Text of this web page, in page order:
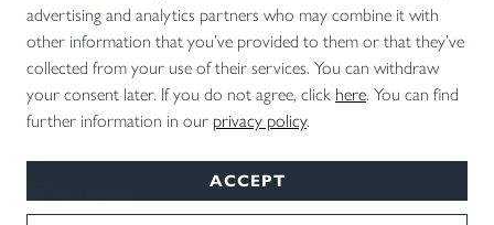
advertising and analytics partners who may combine it with
other information that you’ve provided to them or that they’ve
collected from your use of their services. You can withdraw
your consent later. If you do not agree, click here. You can find
further information in our privacy policy.
ACCEPT
*Abgabe von Waffen, wesentlichen Waffenteilen und Munition nur an Inhaber einer
Erwerbserlaubnis. Bitte beachten Sie die rechtlichen Hinweise zur Verwendung von